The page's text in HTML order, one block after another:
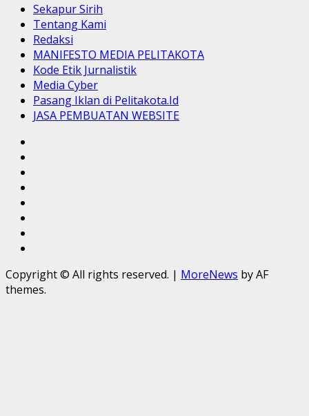
Sekapur Sirih
Tentang Kami
Redaksi
MANIFESTO MEDIA PELITAKOTA
Kode Etik Jurnalistik
Media Cyber
Pasang Iklan di Pelitakota.Id
JASA PEMBUATAN WEBSITE
Pelitakota.Id
WEBSITE
Copyright © All rights reserved. | MoreNews by AF
themes.